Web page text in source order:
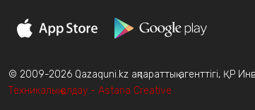
© 2009-2026 Qazaquni.kz ақпараттық агенттігі, ҚР
Техникалық қолдау - Astana Creative